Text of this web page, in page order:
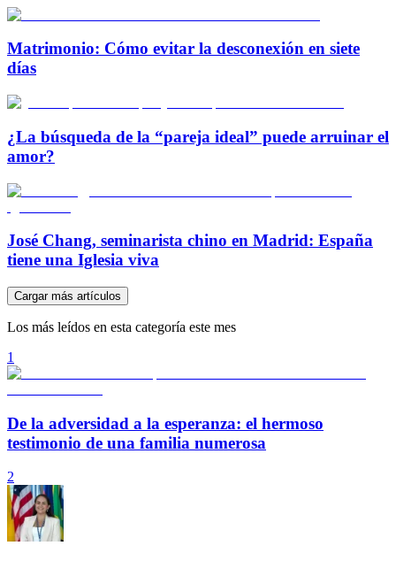
Matrimonio: Cómo evitar la desconexión en siete
días
¿La búsqueda de la “pareja ideal” puede arruinar el
amor?
José Chang, seminarista chino en Madrid: España
tiene una Iglesia viva
Cargar más artículos
Los más leídos en esta categoría este mes
1
De la adversidad a la esperanza: el hermoso
testimonio de una familia numerosa
2